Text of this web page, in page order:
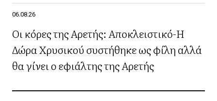
06.08.26
Οι κόρες της Αρετής: Αποκλειστικό-Η
Δώρα Χρυσικού συστήθηκε ως φίλη αλλά
θα γίνει ο εφιάλτης της Αρετής